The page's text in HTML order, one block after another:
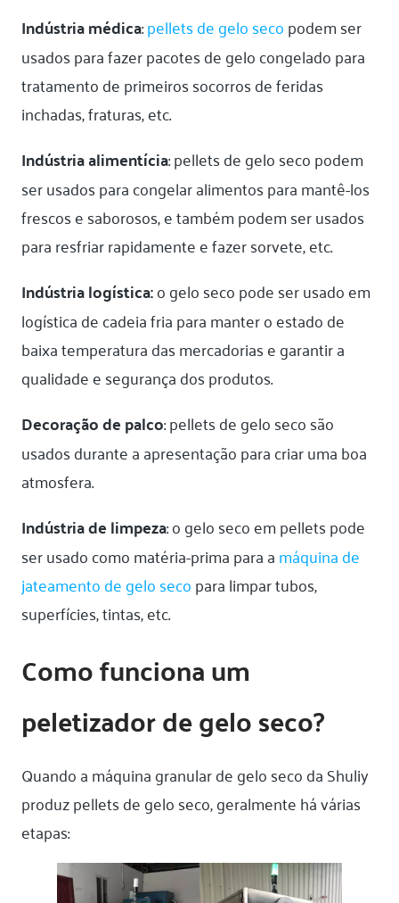
Indústria médica:pellets de gelo secopodem ser
usados para fazer pacotes de gelo congelado para
tratamento de primeiros socorros de feridas
inchadas, fraturas, etc.
Indústria alimentícia: pellets de gelo seco podem
ser usados para congelar alimentos para mantê-los
frescos e saborosos, e também podem ser usados
para resfriar rapidamente e fazer sorvete, etc.
Indústria logística:o gelo seco pode ser usado em
logística de cadeia fria para manter o estado de
baixa temperatura das mercadorias e garantir a
qualidade e segurança dos produtos.
Decoração de palco: pellets de gelo seco são
usados durante a apresentação para criar uma boa
atmosfera.
Indústria de limpeza: o gelo seco em pellets pode
ser usado como matéria-prima para amáquina de
jateamento de gelo secopara limpar tubos,
superfícies, tintas, etc.
Como funciona um
peletizador de gelo seco?
Quando a máquina granular de gelo seco da Shuliy
produz pellets de gelo seco, geralmente há várias
etapas: